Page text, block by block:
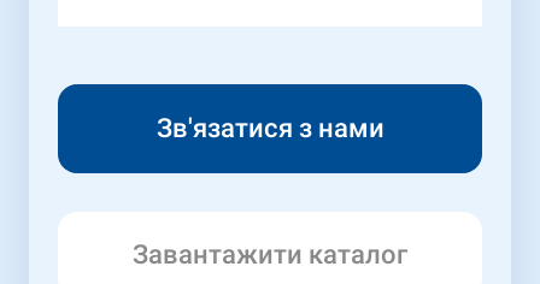
Завантажити каталог